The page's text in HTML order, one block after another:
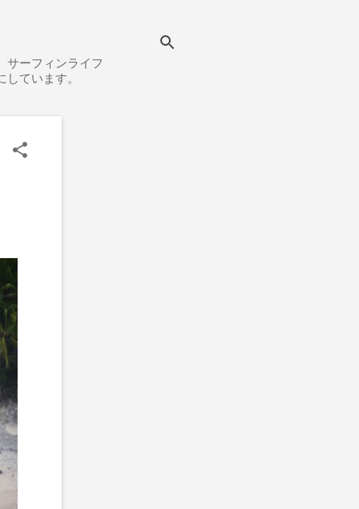
サーフィンライフ
ています。